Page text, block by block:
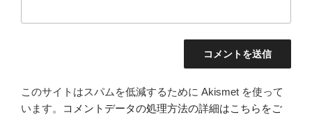
このサイトはスパムを低減するために Akismet を使って
います。
コメントデータの処理方法の詳細はこちらをご